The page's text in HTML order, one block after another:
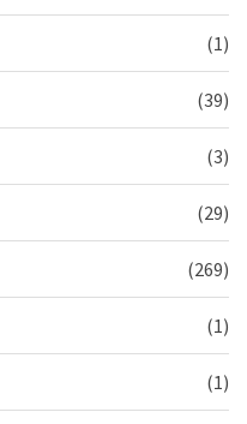
(1)
(39)
(3)
(29)
(269)
(1)
(1)